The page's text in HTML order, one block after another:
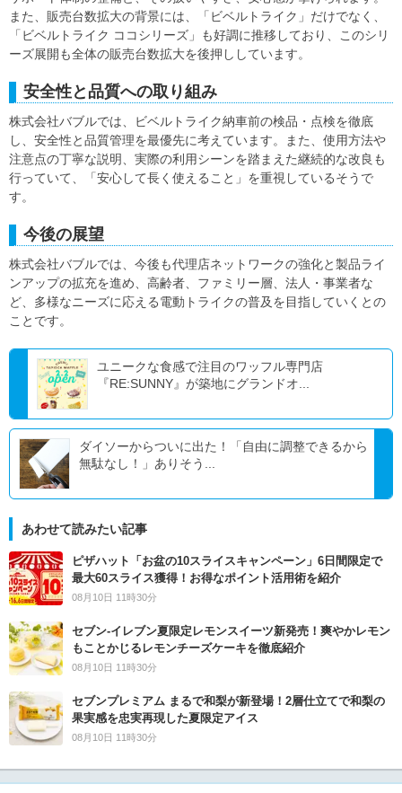
また、販売台数拡大の背景には、「ビベルトライク」だけでなく、
「ビベルトライク ココシリーズ」も好調に推移しており、このシリ
ーズ展開も全体の販売台数拡大を後押ししています。
安全性と品質への取り組み
株式会社バブルでは、ビベルトライク納車前の検品・点検を徹底
し、安全性と品質管理を最優先に考えています。また、使用方法や
注意点の丁寧な説明、実際の利用シーンを踏まえた継続的な改良も
行っていて、「安心して長く使えること」を重視しているそうで
す。
今後の展望
株式会社バブルでは、今後も代理店ネットワークの強化と製品ライ
ンアップの拡充を進め、高齢者、ファミリー層、法人・事業者な
ど、多様なニーズに応える電動トライクの普及を目指していくとの
ことです。
ユニークな食感で注目のワッフル専門店
『RE:SUNNY』が築地にグランドオ...
ダイソーからついに出た！「自由に調整できるから
無駄なし！」ありそう...
あわせて読みたい記事
ピザハット「お盆の10スライスキャンペーン」6日間限定で
最大60スライス獲得！お得なポイント活用術を紹介
08月10日 11時30分
セブン‐イレブン夏限定レモンスイーツ新発売！爽やかレモン
もことかじるレモンチーズケーキを徹底紹介
08月10日 11時30分
セブンプレミアム まるで和梨が新登場！2層仕立てで和梨の
果実感を忠実再現した夏限定アイス
08月10日 11時30分